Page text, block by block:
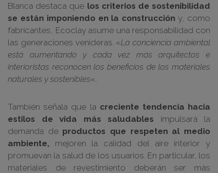
Blanca destaca que los criterios de sostenibilidad
se están imponiendo en la construcción y, como
fabricantes, Ecoclay asume una responsabilidad con
las generaciones venideras. «La conciencia ambiental
está aumentando y cada vez más arquitectos e
interioristas reconocen los beneficios de los materiales
naturales y sostenibles«.
También señala que la creciente tendencia hacia
estilos de vida más saludables impulsará la
demanda de productos que respeten al medio
ambiente, mejoren la calidad del aire interior y
promuevan la salud de los usuarios. En particular, los
materiales de revestimiento deberán ser más